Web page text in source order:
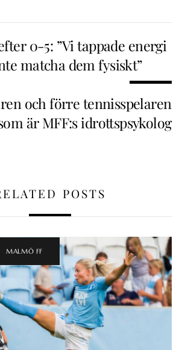
0-5: ”Vi tappade energi
matcha dem fysiskt”
och förre tennisspelaren
är MFF:s idrottspsykolog
POSTS
MALMÖ FF